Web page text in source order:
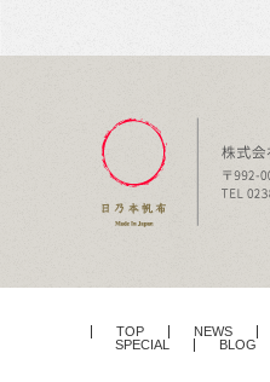
TOP NEWS
SPECIAL
BLOG